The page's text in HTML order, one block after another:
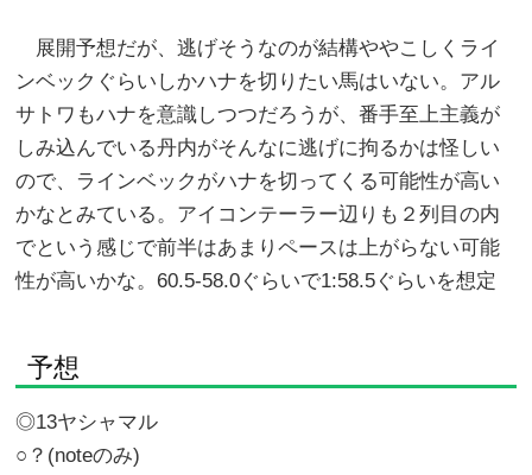
展開予想だが、逃げそうなのが結構ややこしくライ
ンベックぐらいしかハナを切りたい馬はいない。アル
サトワもハナを意識しつつだろうが、番手至上主義が
しみ込んでいる丹内がそんなに逃げに拘るかは怪しい
ので、ラインベックがハナを切ってくる可能性が高い
かなとみている。アイコンテーラー辺りも２列目の内
でという感じで前半はあまりペースは上がらない可能
性が高いかな。60.5-58.0ぐらいで1:58.5ぐらいを想定
予想
◎13ヤシャマル
○？(noteのみ)